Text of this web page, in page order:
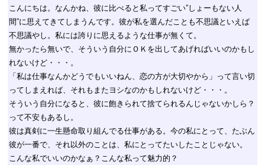
こんにちは。なんかね、彼に比べると私ってすごい”しょーもない人
間”に思えてきてしまうんです。彼が私を選んだことも不思議といえば
不思議やし。私には誇りに思えるような仕事が無くて。
無かったら無いで、そういう自分にＯＫを出してあげればいいのかもし
れないけど・・・。
「私は仕事なんかどうでもいいねん、恋の方が大切やから」って言い切
ってしまえれば、それもまたヨシなのかもしれないけど・・・。
そういう自分になると、彼に飽きられて捨てられるんじゃないかしら？
って不安もあるし。
彼は真剣に一生懸命取り組んでる仕事がある。今の私にとって、たぶん
彼が一番で、それ以外のことは、私にとってたいしたことじゃない。
こんな私でいいのかなぁ？こんな私って魅力的？